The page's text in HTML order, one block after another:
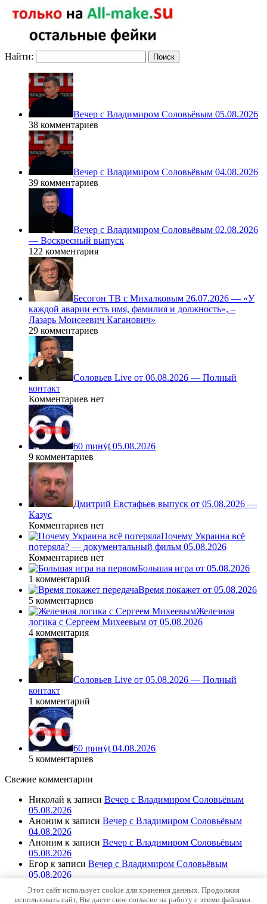
Найти:
Вечер с Владимиром Соловьёвым 05.08.2026
38 комментариев
Вечер с Владимиром Соловьёвым 04.08.2026
39 комментариев
Вечер с Владимиром Соловьёвым 02.08.2026
— Воскресный выпуск
122 комментария
Бесогон ТВ с Михалковым 26.07.2026 — «У
каждой аварии есть имя, фамилия и должность», –
Лазарь Моисеевич Каганович»
29 комментариев
Соловьев Live от 06.08.2026 — Полный
контакт
Комментариев нет
60 ṃинẏƫ 05.08.2026
9 комментариев
Дмитрий Евстафьев выпуск от 05.08.2026 —
Казус
Комментариев нет
Почему Украина всё
потеряла? — документальный фильм 05.08.2026
Комментариев нет
Большая игра от 05.08.2026
1 комментарий
Время покажет от 05.08.2026
5 комментариев
Железная
логика с Сергеем Михеевым от 05.08.2026
4 комментария
Соловьев Live от 05.08.2026 — Полный
контакт
1 комментарий
60 ṃинẏƫ 04.08.2026
5 комментариев
Свежие комментарии
Николай к записи Вечер с Владимиром Соловьёвым
05.08.2026
Аноним к записи Вечер с Владимиром Соловьёвым
04.08.2026
Аноним к записи Вечер с Владимиром Соловьёвым
05.08.2026
Егор к записи Вечер с Владимиром Соловьёвым
05.08.2026
Читатель
Вечер с Владимиром Соловьёвым
05.08.2026
Этот сайт использует cookie для хранения данных. Продолжая
использовать сайт, Вы даете свое согласие на работу с этими файлами.